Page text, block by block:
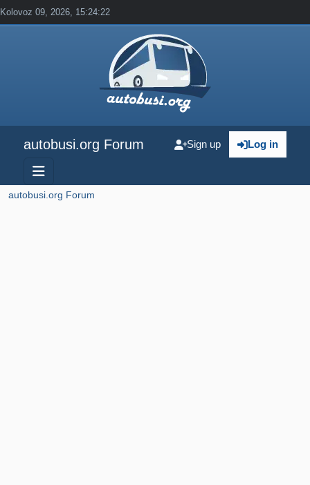
Kolovoz 09, 2026, 15:24:22
autobusi.org Forum Log in
Sign up
autobusi.org Forum